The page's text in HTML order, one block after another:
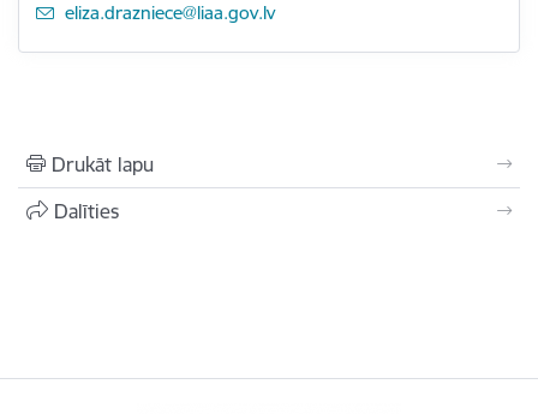
E-pasts:
eliza.drazniece@liaa.gov.lv
Drukāt lapu
Dalīties